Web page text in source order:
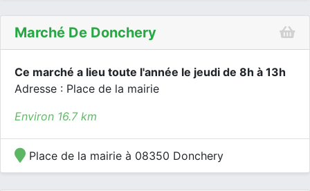
Marché De Donchery
Ce marché a lieu toute l'année le jeudi de 8h à 13h
Adresse : Place de la mairie
Environ 16.7 km
Place de la mairie à 08350 Donchery